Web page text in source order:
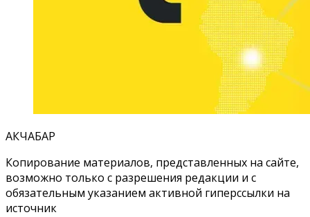
АКЧАБАР
Копирование материалов, представленных на сайте,
возможно только с разрешения редакции и с
обязательным указанием активной гиперссылки на
источник